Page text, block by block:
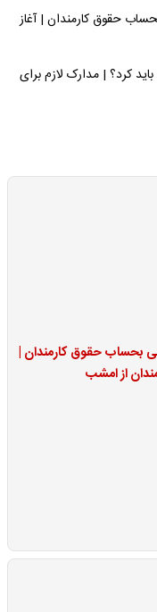
واریزی 4 میلیونی بحساب حقوق کارمندان | آغاز
کرد؟ | مدارک لازم برای
با واریزی 4 میلیونی بحساب حقوق کارمندان |
از امشب